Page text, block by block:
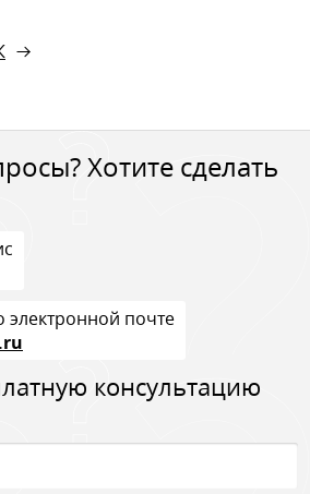
Хотите сделать
почте
консультацию